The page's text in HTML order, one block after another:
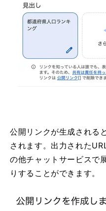
公開リンクが生成される
されます。出力された
の他チャットサービスで
りすることができます。